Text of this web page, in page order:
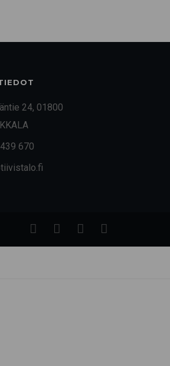
24, 01800
670